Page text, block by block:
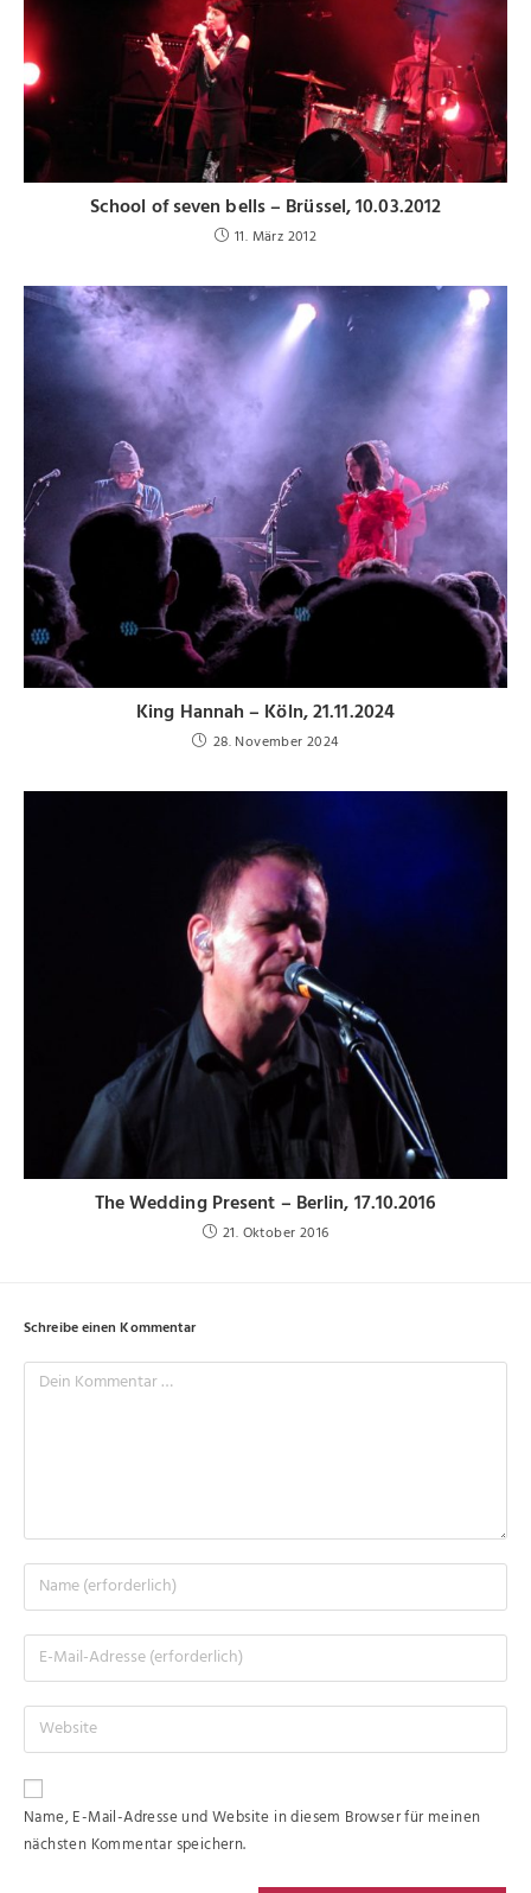
School of seven bells – Brüssel, 10.03.2012
11. März 2012
King Hannah – Köln, 21.11.2024
28. November 2024
The Wedding Present – Berlin, 17.10.2016
21. Oktober 2016
Schreibe einen Kommentar
Name, E-Mail-Adresse und Website in diesem Browser für meinen
nächsten Kommentar speichern.